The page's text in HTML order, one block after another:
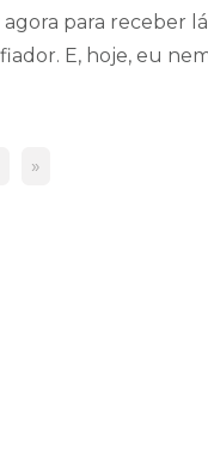
para receber
E, hoje, eu
»